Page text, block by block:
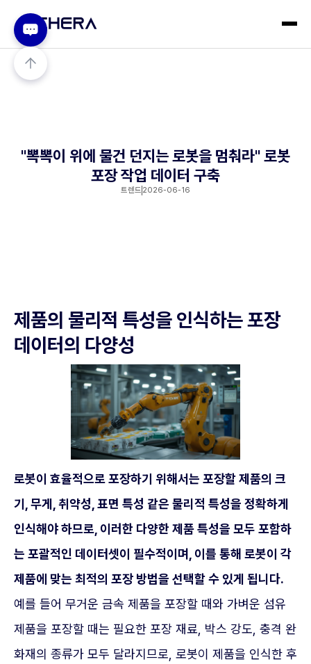
"뽁뽁이 위에 물건 던지는 로봇을 멈춰라" 로봇
포장 작업 데이터 구축
트렌드 2026-06-16
제품의 물리적 특성을 인식하는 포장
데이터의 다양성
로봇이 효율적으로 포장하기 위해서는 포장할 제품의 크
기, 무게, 취약성, 표면 특성 같은 물리적 특성을 정확하게
인식해야 하므로, 이러한 다양한 제품 특성을 모두 포함하
는 포괄적인 데이터셋이 필수적이며, 이를 통해 로봇이 각
제품에 맞는 최적의 포장 방법을 선택할 수 있게 됩니다.
예를 들어 무거운 금속 제품을 포장할 때와 가벼운 섬유
제품을 포장할 때는 필요한 포장 재료, 박스 강도, 충격 완
화재의 종류가 모두 달라지므로, 로봇이 제품을 인식한 후